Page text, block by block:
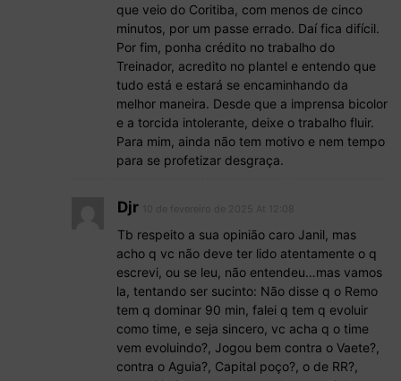
que veio do Coritiba, com menos de cinco
minutos, por um passe errado. Daí fica difícil.
Por fim, ponha crédito no trabalho do
Treinador, acredito no plantel e entendo que
tudo está e estará se encaminhando da
melhor maneira. Desde que a imprensa bicolor
e a torcida intolerante, deixe o trabalho fluir.
Para mim, ainda não tem motivo e nem tempo
para se profetizar desgraça.
Djr
Tb respeito a sua opinião caro Janil, mas
acho q vc não deve ter lido atentamente o q
escrevi, ou se leu, não entendeu…mas vamos
la, tentando ser sucinto: Não disse q o Remo
tem q dominar 90 min, falei q tem q evoluir
como time, e seja sincero, vc acha q o time
vem evoluindo?, Jogou bem contra o Vaete?,
contra o Aguia?, Capital poço?, o de RR?,